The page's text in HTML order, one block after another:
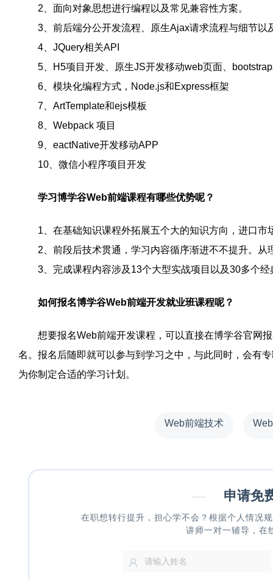
2、面向对象思想进行编程以及常见兼容性方案。
3、前后端分公开发流程、原生Ajax请求流程与细节以
4、JQuery相关API
5、H5项目开发、原生JS开发移动web页面、bootstrap
6、模块化编程方式，Node.js和Express框架
7、ArtTemplate和ejs模板
8、Webpack 项目
9、eactNative开发移动APP
10、微信小程序项目开发
学习博学谷Web前端课程有哪些优势呢？
1、在基础知识课程外拓展五个大的知识方向，进口市
2、前段后技术贯通，学习内容循序渐进不不提升。从
3、完成课程内容涉及13个大型实战项目以及30多个经
如何报名博学谷Web前端开发就业班课程呢？
想要报名Web前端开发课程，可以直接在博学谷官网报
名。报名后随即就可以参与到学习之中，与此同时，会有
为你制定合适的学习计划。
Web前端技术
— 申请免
在职想转行提升，担心学不会？根据个人情况
讲师一对一辅导，在